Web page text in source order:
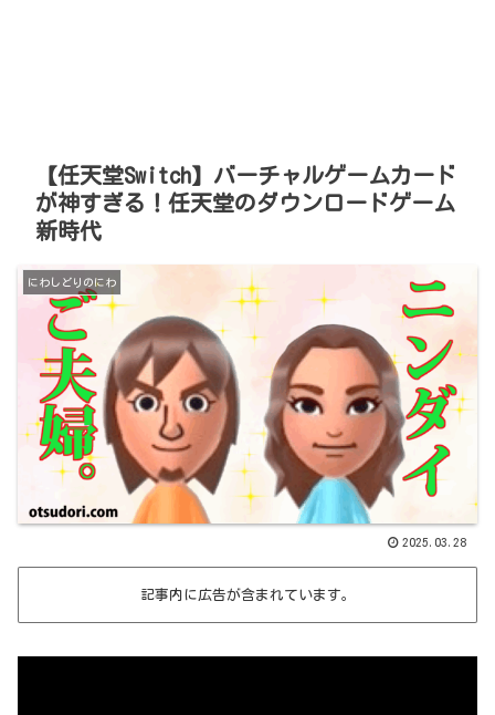
【任天堂Switch】バーチャルゲームカード
が神すぎる！任天堂のダウンロードゲーム
新時代
にわしどりのにわ
2025.03.28
記事内に広告が含まれています。